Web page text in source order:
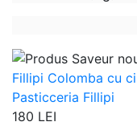
Fillipi Colomba cu
Pasticceria Fillipi
180 LEI